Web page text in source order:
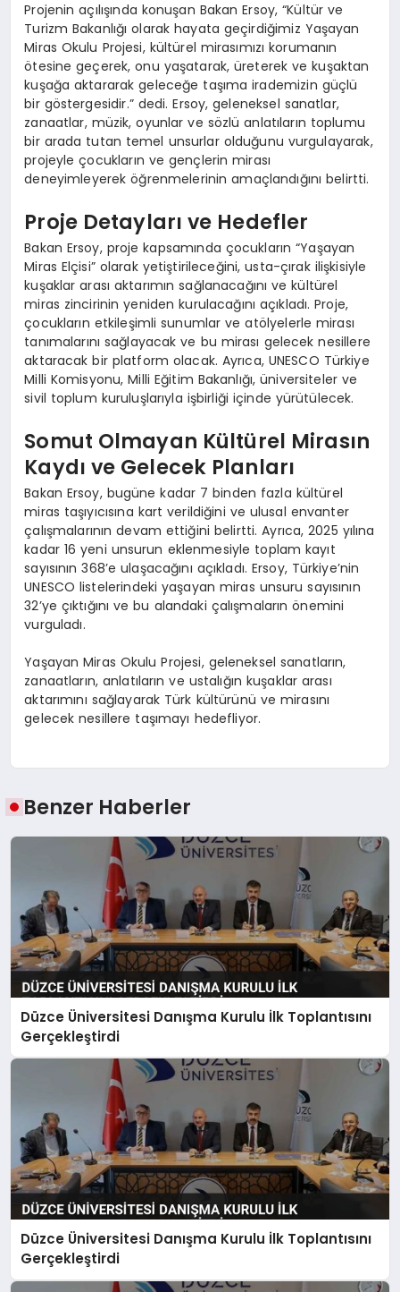
Projenin açılışında konuşan Bakan Ersoy, “Kültür ve
Turizm Bakanlığı olarak hayata geçirdiğimiz Yaşayan
Miras Okulu Projesi, kültürel mirasımızı korumanın
ötesine geçerek, onu yaşatarak, üreterek ve kuşaktan
kuşağa aktararak geleceğe taşıma irademizin güçlü
bir göstergesidir.” dedi. Ersoy, geleneksel sanatlar,
zanaatlar, müzik, oyunlar ve sözlü anlatıların toplumu
bir arada tutan temel unsurlar olduğunu vurgulayarak,
projeyle çocukların ve gençlerin mirası
deneyimleyerek öğrenmelerinin amaçlandığını belirtti.
Proje Detayları ve Hedefler
Bakan Ersoy, proje kapsamında çocukların “Yaşayan
Miras Elçisi” olarak yetiştirileceğini, usta-çırak ilişkisiyle
kuşaklar arası aktarımın sağlanacağını ve kültürel
miras zincirinin yeniden kurulacağını açıkladı. Proje,
çocukların etkileşimli sunumlar ve atölyelerle mirası
tanımalarını sağlayacak ve bu mirası gelecek nesillere
aktaracak bir platform olacak. Ayrıca, UNESCO Türkiye
Milli Komisyonu, Milli Eğitim Bakanlığı, üniversiteler ve
sivil toplum kuruluşlarıyla işbirliği içinde yürütülecek.
Somut Olmayan Kültürel Mirasın
Kaydı ve Gelecek Planları
Bakan Ersoy, bugüne kadar 7 binden fazla kültürel
miras taşıyıcısına kart verildiğini ve ulusal envanter
çalışmalarının devam ettiğini belirtti. Ayrıca, 2025 yılına
kadar 16 yeni unsurun eklenmesiyle toplam kayıt
sayısının 368’e ulaşacağını açıkladı. Ersoy, Türkiye’nin
UNESCO listelerindeki yaşayan miras unsuru sayısının
32’ye çıktığını ve bu alandaki çalışmaların önemini
vurguladı.
Yaşayan Miras Okulu Projesi, geleneksel sanatların,
zanaatların, anlatıların ve ustalığın kuşaklar arası
aktarımını sağlayarak Türk kültürünü ve mirasını
gelecek nesillere taşımayı hedefliyor.
Benzer Haberler
Düzce Üniversitesi Danışma Kurulu İlk Toplantısını
Gerçekleştirdi
Düzce Üniversitesi Danışma Kurulu İlk Toplantısını
Gerçekleştirdi